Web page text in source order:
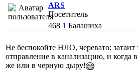
ARS
Посетитель
468 1 Балашиха
Не беспокойте НЛО, черевато: затаит
отправление в канализацию, и когда
же или в черную дыру!